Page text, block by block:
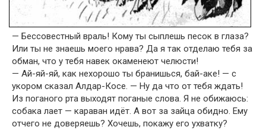
— Бессовестный враль! Кому ты сыплешь песок в глаза?
Или ты не знаешь моего нрава? Да я так отделаю тебя за
обман, что у тебя навек окаменеют челюсти!
— Ай-яй-яй, как нехорошо ты бранишься, бай-аке! — с
укором сказал Алдар-Косе. — Ну да что от тебя ждать!
Из поганого рта выходят поганые слова. Я не обижаюсь:
собака лает — караван идёт. А вот за зайца обидно. Ему
отчего не доверяешь? Хочешь, покажу его ухватку?